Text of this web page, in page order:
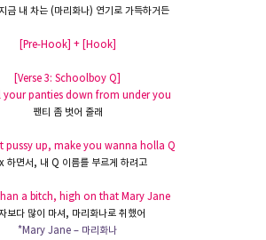
금 내 차는 (마리화나) 연기로 가득하거든
[Pre-Hook] + [Hook]
[Verse 3: Schoolboy Q]
your panties down from under you
팬티 좀 벗어 줄래
pussy up, make you wanna holla Q
하면서, 내 Q 이름를 부르게 하려고
a bitch, high on that Mary Jane
보다 많이 마셔, 마리화나로 취했어
*Mary Jane – 마리화나